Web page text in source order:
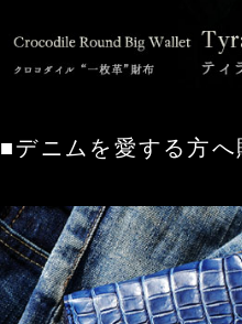
■デニムを愛する方